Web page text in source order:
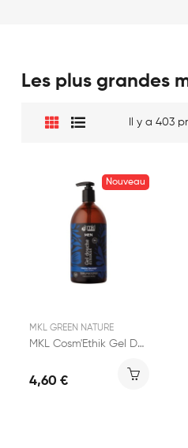
Les plus grandes
Il y a 403
Nouveau
MKL GREEN NATURE
MKL Cosm'Ethik Gel Douche Surgras Marine...
4,60 €